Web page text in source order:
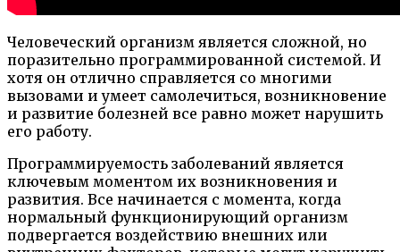
Человеческий организм является сложной, но
поразительно программированной системой. И
хотя он отлично справляется со многими
вызовами и умеет самолечиться, возникновение
и развитие болезней все равно может нарушить
его работу.
Программируемость заболеваний является
ключевым моментом их возникновения и
развития. Все начинается с момента, когда
нормальный функционирующий организм
подвергается воздействию внешних или